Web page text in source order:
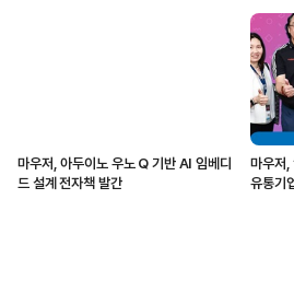
마우저, 아두이노 우노 Q 기반 AI 임베디
드 설계 전자책 발간
마우저,
유통기